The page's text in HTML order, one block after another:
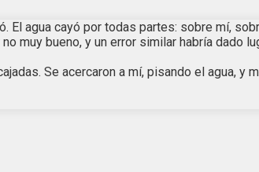
agua cayó por todas partes: sobre mí,
muy bueno, y un error similar habría dado
Se acercaron a mí, pisando el agua, y